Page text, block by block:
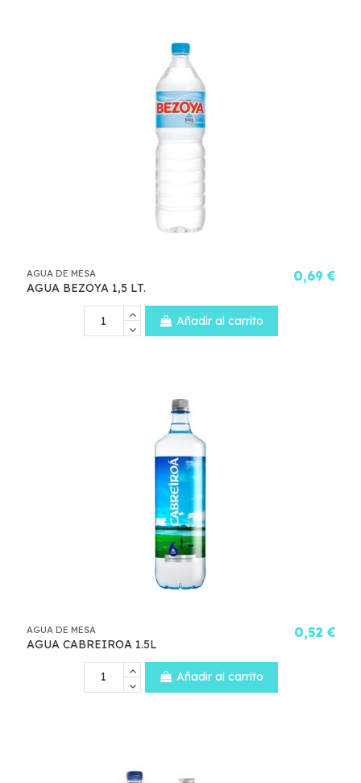
AGUA DE MESA
AGUA BEZOYA 1,5 LT.
0,69 €
Añadir al carrito
AGUA DE MESA
AGUA CABREIROA 1.5L
0,52 €
Añadir al carrito